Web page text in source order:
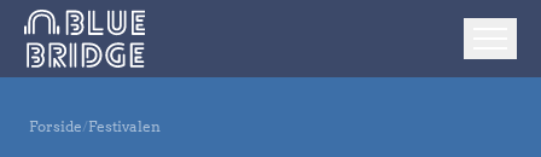
Forside/Festivalen